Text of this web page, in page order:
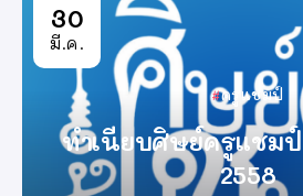
ครูแชมป์
ทำเนียบศิษย์ครูแชม
2558
30
มี.ค.